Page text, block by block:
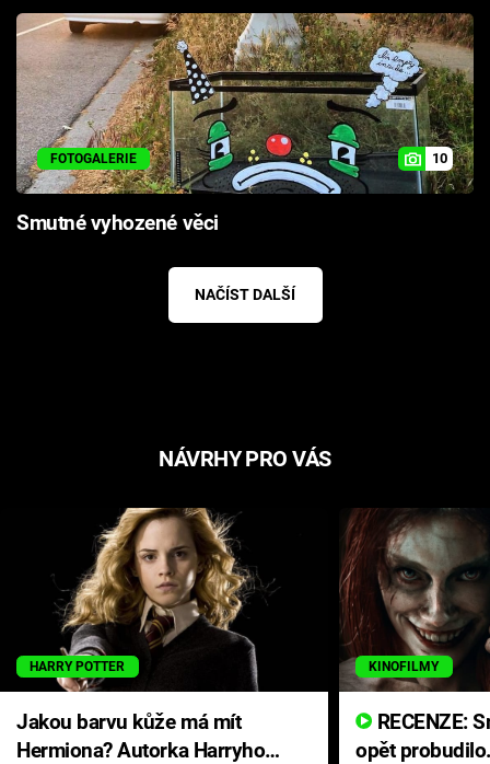
FOTOGALERIE 10
Smutné vyhozené věci
NAČÍST DALŠÍ
NÁVRHY PRO VÁS
HARRY POTTER
Jakou barvu kůže má mít
Hermiona? Autorka Harryho
KINOFILMY
opět